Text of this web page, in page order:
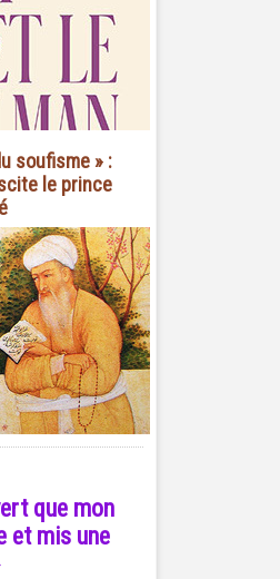
soufisme » :
le prince
que mon
et mis une